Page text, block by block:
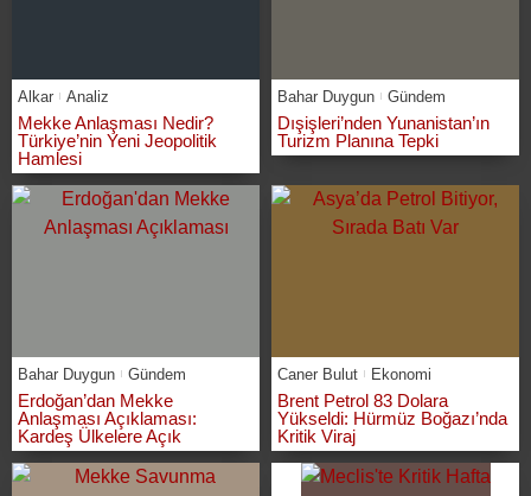
Alkar Analiz
Mekke Anlaşması Nedir?
Türkiye’nin Yeni Jeopolitik
Hamlesi
Bahar Duygun Gündem
Dışişleri’nden Yunanistan’ın
Turizm Planına Tepki
Bahar Duygun Gündem
Erdoğan’dan Mekke
Anlaşması Açıklaması:
Kardeş Ülkelere Açık
Caner Bulut Ekonomi
Brent Petrol 83 Dolara
Yükseldi: Hürmüz Boğazı’nda
Kritik Viraj